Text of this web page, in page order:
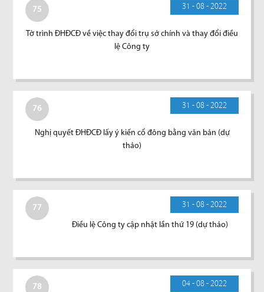
75 31 - 08 - 2022
Tờ trình ĐHĐCĐ về việc thay đổi trụ sở chính và thay đổi điều
lệ Công ty
76 31 - 08 - 2022
Nghị quyết ĐHĐCĐ lấy ý kiến cổ đông bằng văn bản (dự
thảo)
77 31 - 08 - 2022
Điều lệ Công ty cập nhật lần thứ 19 (dự thảo)
78 04 - 08 - 2022